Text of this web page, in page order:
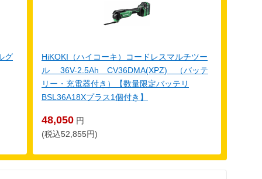
グ
HiKOKI（ハイコーキ）コードレスマルチツー
ル 36V-2.5Ah CV36DMA(XPZ) （バッテ
リー・充電器付き）【数量限定バッテリ
BSL36A18Xプラス1個付き】
48,050 円
(税込52,855円)